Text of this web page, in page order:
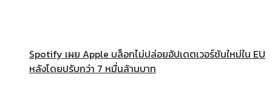
Spotify เผย Apple บล็อกไม่ปล่อยอัปเดตเวอร์ชันใหม่ใน EU
หลังโดยปรับกว่า 7 หมื่นล้านบาท